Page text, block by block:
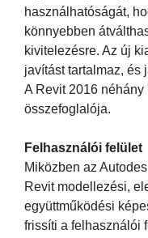
használhatóságát,
könnyebben
kivitelezésre. Az új
javítást tartalmaz, és
A Revit 2016
összefoglalója.
Felhasználói felület
Miközben az
Revit modellezési,
együttműködési
frissíti a felhasználói